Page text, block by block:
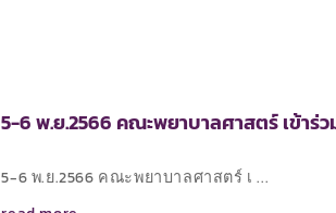
5-6 พ.ย.2566 คณะพยาบาลศาสตร์ เข้า
5-6 พ.ย.2566 คณะพยาบาลศาสตร์ เ ...